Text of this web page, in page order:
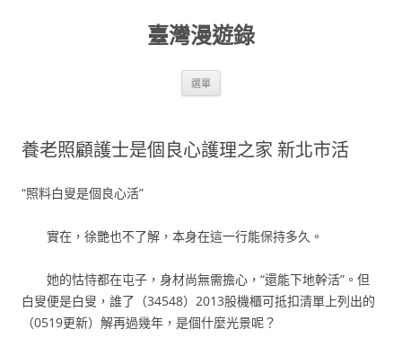
臺灣漫遊錄
選單
養老照顧護士是個良心護理之家 新北市活
“照料白叟是個良心活”
實在，徐艷也不了解，本身在這一行能保持多久。
她的怙恃都在屯子，身材尚無需擔心，“還能下地幹活”。但
白叟便是白叟，誰了（34548）2013股機櫃可抵扣清單上列出的
（0519更新）解再過幾年，是個什麼光景呢？